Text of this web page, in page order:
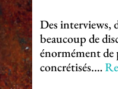
Des interviews,
beaucoup de
énormément
concrétisés.…